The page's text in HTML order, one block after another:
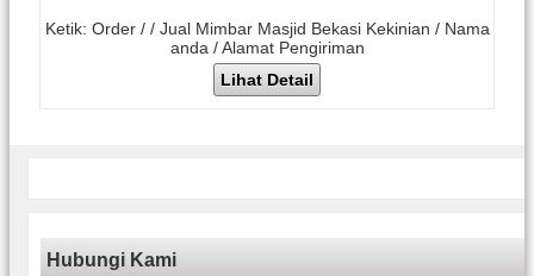
Ketik: Order / / Jual Mimbar Masjid Bekasi Kekinian / Nama
anda / Alamat Pengiriman
Lihat Detail
Hubungi Kami